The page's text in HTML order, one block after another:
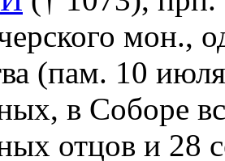
мон.,
(пам. 10
в Соборе
отцов и 28